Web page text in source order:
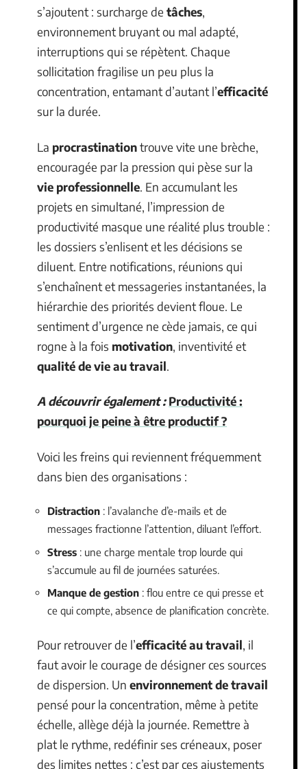
s’ajoutent : surcharge de tâches,
environnement bruyant ou mal adapté,
interruptions qui se répètent. Chaque
sollicitation fragilise un peu plus la
concentration, entamant d’autant l’efficacité
sur la durée.
La procrastinationtrouve vite une brèche,
encouragée par la pression qui pèse sur la
vie professionnelle. En accumulant les
projets en simultané, l’impression de
productivité masque une réalité plus trouble :
les dossiers s’enlisent et les décisions se
diluent. Entre notifications, réunions qui
s’enchaînent et messageries instantanées, la
hiérarchie des priorités devient floue. Le
sentiment d’urgence ne cède jamais, ce qui
rogne à la fois motivation, inventivité et
qualité de vie au travail.
A découvrir également : Productivité :
pourquoi je peine à être productif ?
Voici les freins qui reviennent fréquemment
dans bien des organisations :
Distraction : l’avalanche d’e-mails et de
messages fractionne l’attention, diluant l’effort.
Stress : une charge mentale trop lourde qui
s’accumule au fil de journées saturées.
Manque de gestion : flou entre ce qui presse et
ce qui compte, absence de planification concrète.
Pour retrouver de l’efficacité au travail, il
faut avoir le courage de désigner ces sources
de dispersion. Un environnement de travail
pensé pour la concentration, même à petite
échelle, allège déjà la journée. Remettre à
plat le rythme, redéfinir ses créneaux, poser
des limites nettes : c’est par ces ajustements